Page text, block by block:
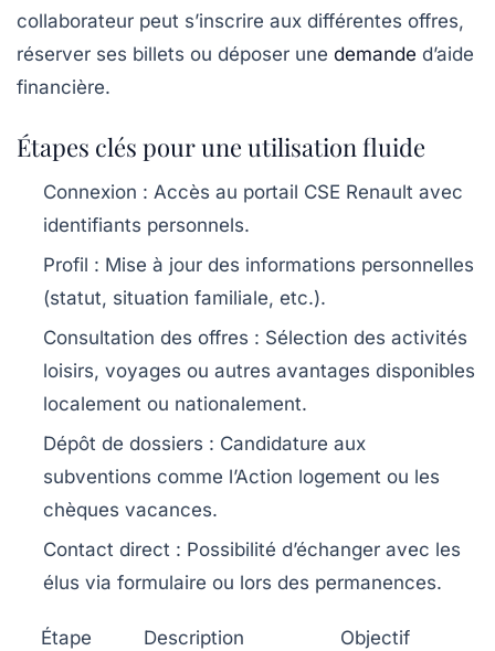
collaborateur peut s’inscrire aux différentes offres,
réserver ses billets ou déposer une demande d’aide
financière.
Étapes clés pour une utilisation fluide
Connexion : Accès au portail CSE Renault avec
identifiants personnels.
Profil : Mise à jour des informations personnelles
(statut, situation familiale, etc.).
Consultation des offres : Sélection des activités
loisirs, voyages ou autres avantages disponibles
localement ou nationalement.
Dépôt de dossiers : Candidature aux
subventions comme l’Action logement ou les
chèques vacances.
Contact direct : Possibilité d’échanger avec les
élus via formulaire ou lors des permanences.
Étape Description Objectif